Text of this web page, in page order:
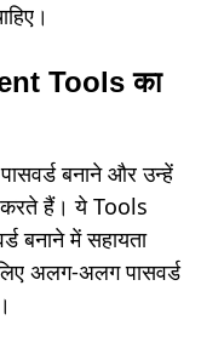
Tools का
बनाने और उन्हें
करते हैं। ये Tools
बनाने में सहायता
अलग-अलग पासवर्ड